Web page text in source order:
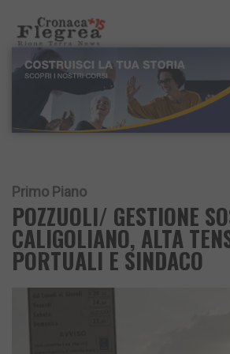
Primo Piano
POZZUOLI/ GESTIONE
CALIGOLIANO, ALTA
PORTUALI E SINDACO